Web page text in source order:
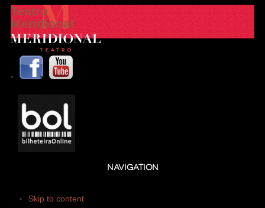
Teatro
Meridional
NAVIGATION
Skip to content